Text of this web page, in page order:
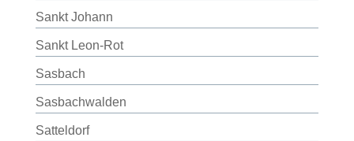
Sankt Johann
Sankt Leon-Rot
Sasbach
Sasbachwalden
Satteldorf